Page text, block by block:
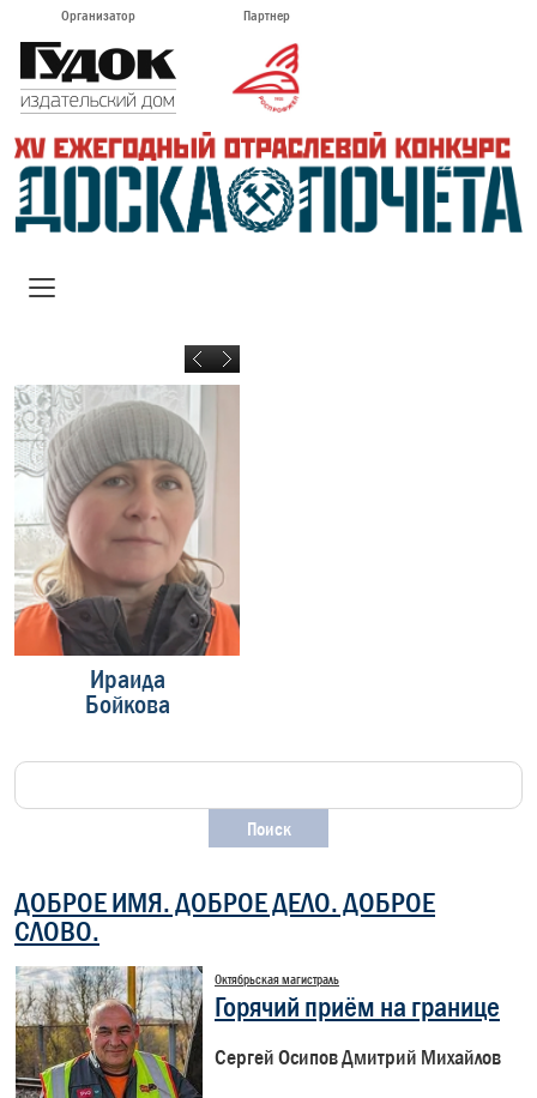
Организатор Партнер
Ираида
Бойкова
ДОБРОЕ ИМЯ. ДОБРОЕ ДЕЛО. ДОБРОЕ
СЛОВО.
Октябрьская магистраль
Горячий приём на границе
Сергей Осипов Дмитрий Михайлов